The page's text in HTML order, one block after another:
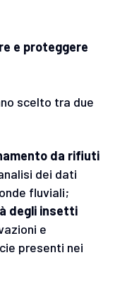
e proteggere
scelto tra due
da rifiuti
dei dati
fluviali;
degli insetti
e
presenti nei